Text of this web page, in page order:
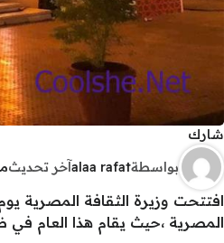
شارك
بواسطةalaa rafatآخر تحديث
المصرية ،حيث يقام هذا العام